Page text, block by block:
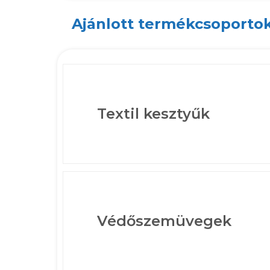
Ajánlott
Textil kesztyűk
Védőszemüvegek